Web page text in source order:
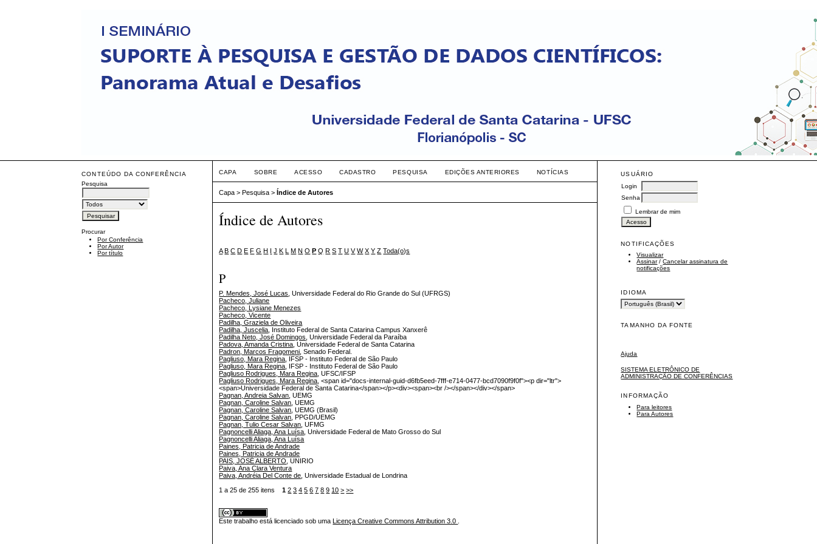
CONTEÚDO DA CONFERÊNCIA
Pesquisa
Procurar
Por Conferência
Por Autor
Por título
USUÁRIO
Login
Senha
Lembrar de mim
NOTIFICAÇÕES
Visualizar
Assinar/Cancelar assinatura de
notificações
IDIOMA
TAMANHO DA FONTE
Ajuda
SISTEMA ELETRÔNICO DE
ADMINISTRAÇÃO DE CONFERÊNCIAS
INFORMAÇÃO
Para leitores
Para Autores
CAPA SOBRE ACESSO CADASTRO PESQUISA EDIÇÕES ANTERIORES NOTÍCIAS
Capa >Pesquisa >Índice de Autores
Índice de Autores
A B C D E F G H I J K L M N O P Q R S T U V W X Y Z Toda(o)s
P
P. Mendes, José Lucas , Universidade Federal do Rio Grande do Sul (UFRGS)
Pacheco, Juliane
Pacheco, Lysiane Menezes
Pacheco, Vicente
Padilha, Graziela de Oliveira
Padilha, Juscelia , Instituto Federal de Santa Catarina Campus Xanxerê
Padilha Neto, José Domingos , Universidade Federal da Paraíba
Padova, Amanda Cristina , Universidade Federal de Santa Catarina
Padron, Marcos Fragomeni , Senado Federal.
Pagliuso, Mara Regina , IFSP - Instituto Federal de São Paulo
Pagliuso, Mara Regina , IFSP - Instituto Federal de São Paulo
Pagliuso Rodrigues, Mara Regina , UFSC/IFSP
Pagliuso Rodrigues, Mara Regina , <span id="docs-internal-guid-d6fb5eed-7fff-e714-0477-bcd7090f9f0f"><p dir="ltr">
<span>Universidade Federal de Santa Catarina</span></p><div><span><br /></span></div></span>
Pagnan, Andreia Salvan , UEMG
Pagnan, Caroline Salvan , UEMG
Pagnan, Caroline Salvan , UEMG (Brasil)
Pagnan, Caroline Salvan , PPGD/UEMG
Pagnan, Tulio Cesar Salvan , UFMG
Pagnoncelli Aliaga, Ana Luísa , Universidade Federal de Mato Grosso do Sul
Pagnoncelli Aliaga, Ana Luísa
Paines, Patricia de Andrade
Paines, Patricia de Andrade
PAIS, JOSÉ ALBERTO , UNIRIO
Paiva, Ana Clara Ventura
Paiva, Andréia Del Conte de , Universidade Estadual de Londrina
1 a 25 de 255 itens1 2 3 4 5 6 7 8 9 10 > >>
Este trabalho está licenciado sob uma Licença Creative Commons Attribution 3.0